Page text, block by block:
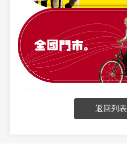
返回列表